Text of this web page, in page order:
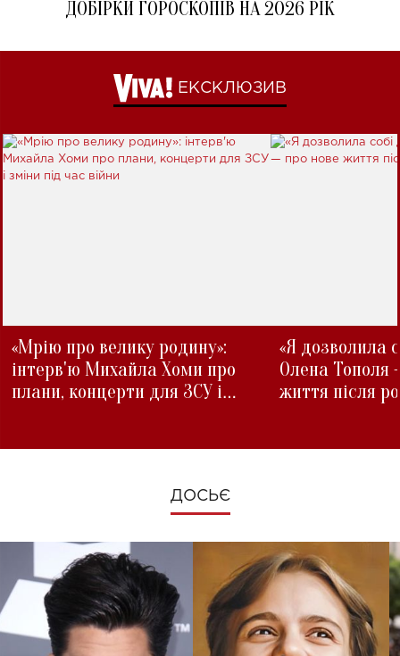
ДОБІРКИ ГОРОСКОПІВ НА 2026 РІК
ЕКСКЛЮЗИВ
«Мрію про велику родину»:
інтерв'ю Михайла Хоми про
плани, концерти для ЗСУ і
«Я дозволила
Олена Тополя
життя після
ДОСЬЄ